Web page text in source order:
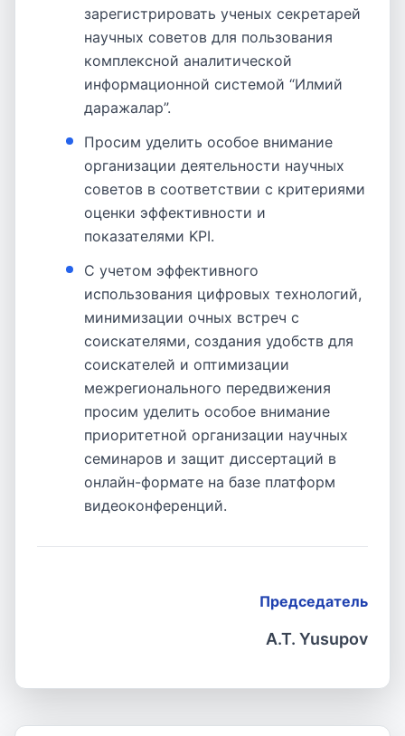
зарегистрировать ученых секретарей
научных советов для пользования
комплексной аналитической
информационной системой “Илмий
даражалар”.
Просим уделить особое внимание
организации деятельности научных
советов в соответствии с критериями
оценки эффективности и
показателями KPI.
С учетом эффективного
использования цифровых технологий,
минимизации очных встреч с
соискателями, создания удобств для
соискателей и оптимизации
межрегионального передвижения
просим уделить особое внимание
приоритетной организации научных
семинаров и защит диссертаций в
онлайн-формате на базе платформ
видеоконференций.
Председатель
A.T. Yusupov